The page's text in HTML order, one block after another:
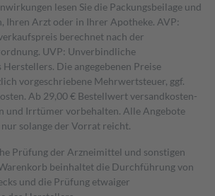
lesen Sie die Packungsbeilage und
Ihren Arzt oder in Ihrer Apotheke. AVP:
berechnet nach der
UVP: Unverbindliche
Die angegebenen Preise
vorgeschriebene Mehrwertsteuer, ggf.
Ab 29,00 € Bestell­wert versand­kosten­
und Irrtümer vorbehalten. Alle Angebote
solange der Vorrat reicht.
Prüfung der Arzneimittel und sonstigen
beinhaltet die Durchführung von
und die Prüfung etwaiger